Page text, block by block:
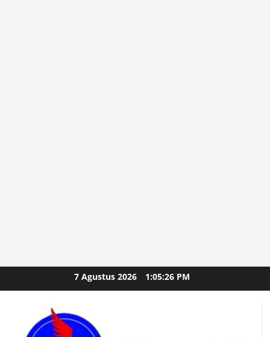
to
7 Agustus 2026 1:05:28 PM